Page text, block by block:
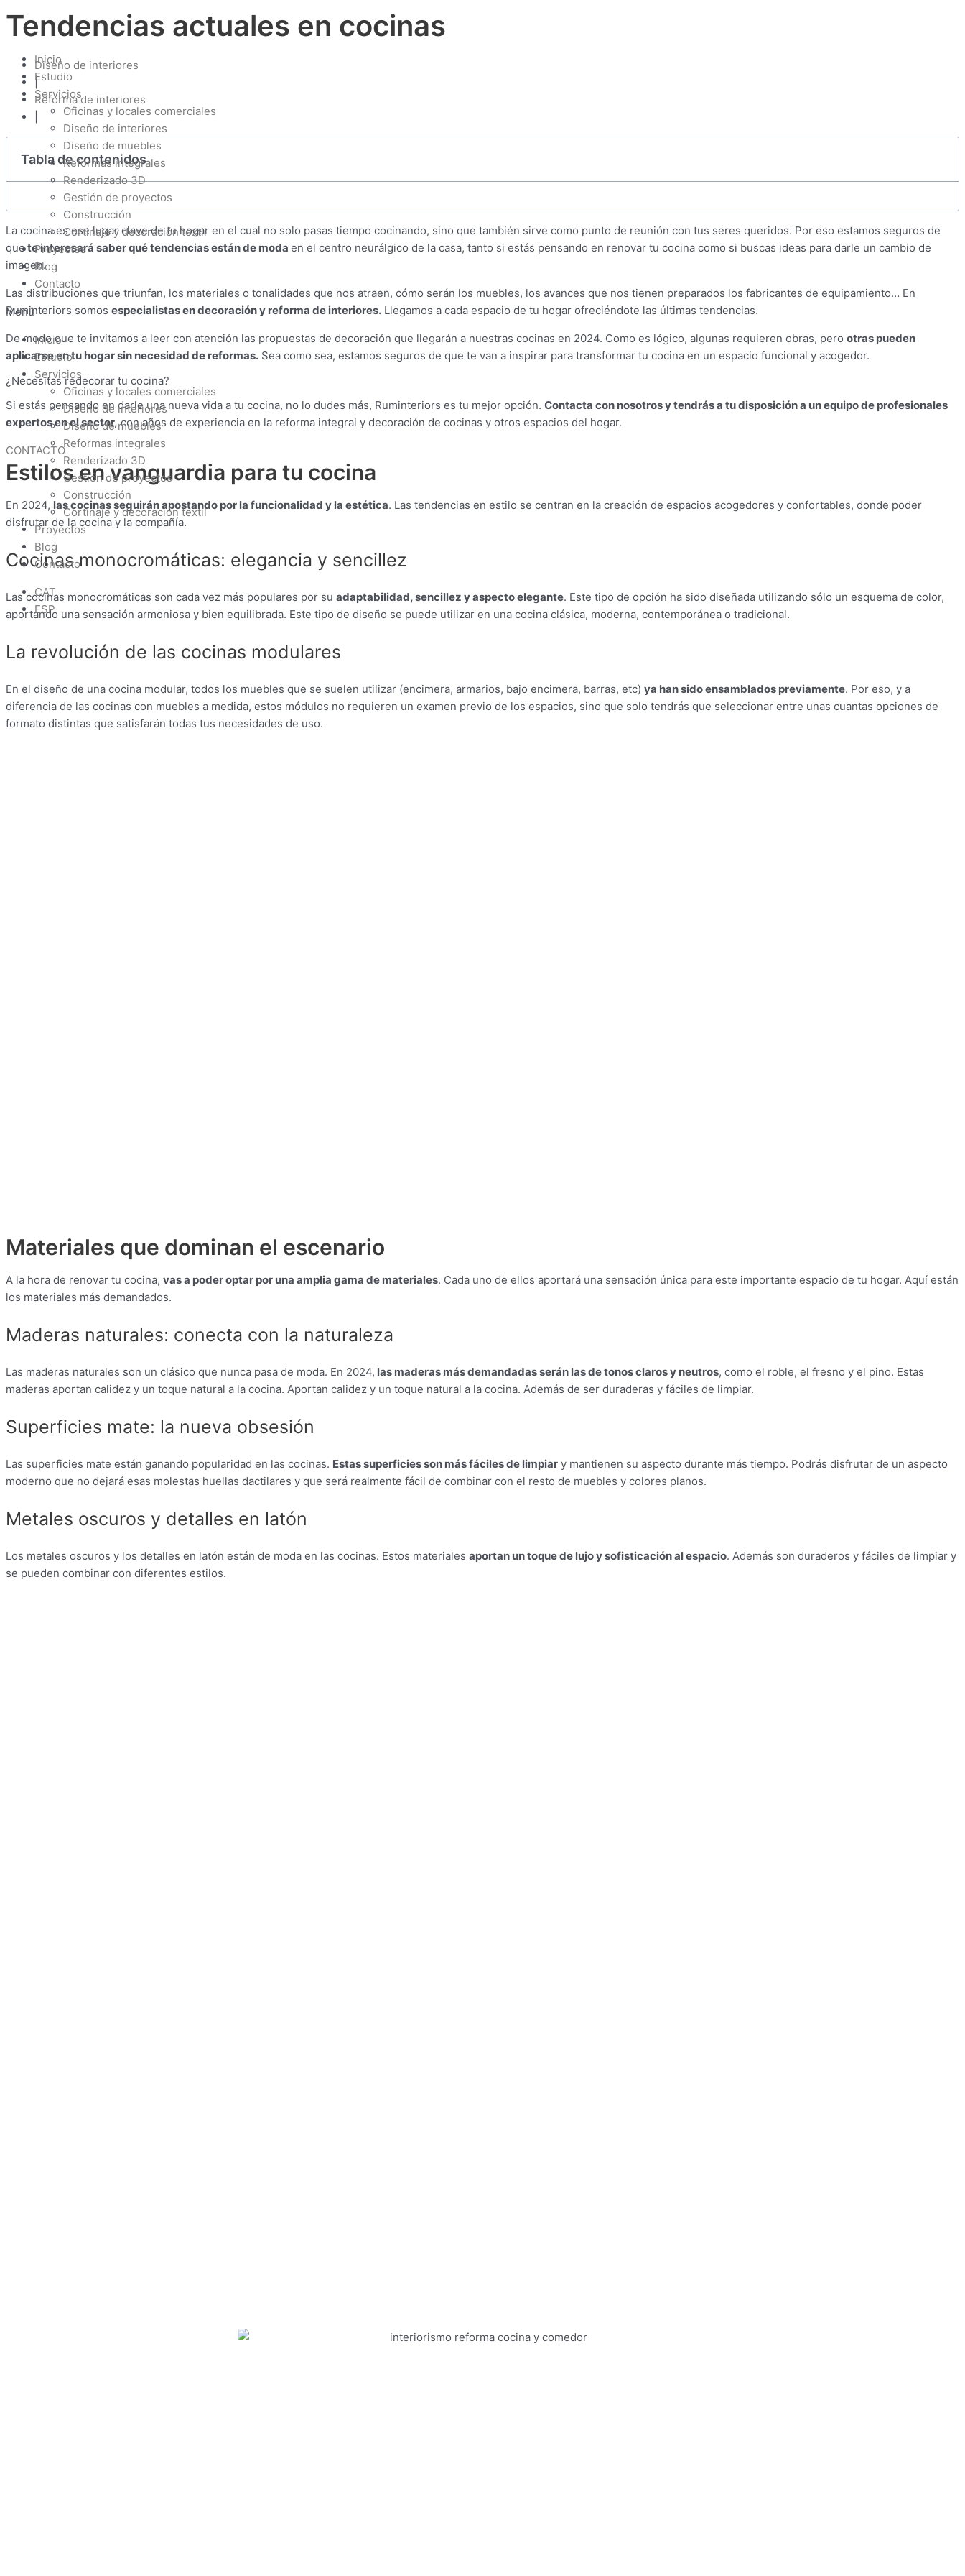
Inicio
Estudio
Servicios
Oficinas y locales comerciales
Diseño de interiores
Diseño de muebles
Reformas integrales
Renderizado 3D
Gestión de proyectos
Construcción
Cortinaje y decoración textil
Proyectos
Blog
Contacto
Menú
Inicio
Estudio
Servicios
Oficinas y locales comerciales
Diseño de interiores
Diseño de muebles
Reformas integrales
Renderizado 3D
Gestión de proyectos
Construcción
Cortinaje y decoración textil
Proyectos
Blog
Contacto
CAT
ESP
Tendencias actuales en cocinas
Diseño de interiores
|
Reforma de interiores
Tabla de contenidos
La cocina es ese lugar clave de tu hogar en el cual no solo pasas tiempo cocinando, sino que también sirve como punto de reunión con tus seres queridos. Por eso estamos seguros de
quete interesará saber qué tendencias están de moda en el centro neurálgico de la casa, tanto si estás pensando en renovar tu cocina como si buscas ideas para darle un cambio de
imagen.
Las distribuciones que triunfan, los materiales o tonalidades que nos atraen, cómo serán los muebles, los avances que nos tienen preparados los fabricantes de equipamiento… En
Ruminteriors somos especialistas en decoración y reforma de interiores. Llegamos a cada espacio de tu hogar ofreciéndote las últimas tendencias.
De modo que te invitamos a leer con atención las propuestas de decoración que llegarán a nuestras cocinas en 2024. Como es lógico, algunas requieren obras, pero otras pueden
aplicarse en tu hogar sin necesidad de reformas. Sea como sea, estamos seguros de que te van a inspirar para transformar tu cocina en un espacio funcional y acogedor.
¿Necesitas redecorar tu cocina?
Si estás pensando en darle una nueva vida a tu cocina, no lo dudes más, Ruminteriors es tu mejor opción. Contacta con nosotros y tendrás a tu disposición a un equipo de profesionales
expertos en el sector,con años de experiencia en la reforma integral y decoración de cocinas y otros espacios del hogar.
CONTACTO
Estilos en vanguardia para tu cocina
En 2024, las cocinas seguirán apostando por la funcionalidad y la estética. Las tendencias en estilo se centran en la creación de espacios acogedores y confortables, donde poder
disfrutar de la cocina y la compañía.
Cocinas monocromáticas: elegancia y sencillez
Las cocinas monocromáticas son cada vez más populares por su adaptabilidad, sencillez y aspecto elegante. Este tipo de opción ha sido diseñada utilizando sólo un esquema de color,
aportando una sensación armoniosa y bien equilibrada. Este tipo de diseño se puede utilizar en una cocina clásica, moderna, contemporánea o tradicional.
La revolución de las cocinas modulares
En el diseño de una cocina modular, todos los muebles que se suelen utilizar (encimera, armarios, bajo encimera, barras, etc) ya han sido ensamblados previamente. Por eso, y a
diferencia de las cocinas con muebles a medida, estos módulos no requieren un examen previo de los espacios, sino que solo tendrás que seleccionar entre unas cuantas opciones de
formato distintas que satisfarán todas tus necesidades de uso.
Materiales que dominan el escenario
A la hora de renovar tu cocina, vas a poder optar por una amplia gama de materiales. Cada uno de ellos aportará una sensación única para este importante espacio de tu hogar. Aquí están
los materiales más demandados.
Maderas naturales: conecta con la naturaleza
Las maderas naturales son un clásico que nunca pasa de moda. En 2024, las maderas más demandadas serán las de tonos claros y neutros, como el roble, el fresno y el pino. Estas
maderas aportan calidez y un toque natural a la cocina. Aportan calidez y un toque natural a la cocina. Además de ser duraderas y fáciles de limpiar.
Superficies mate: la nueva obsesión
Las superficies mate están ganando popularidad en las cocinas. Estas superficies son más fáciles de limpiar y mantienen su aspecto durante más tiempo. Podrás disfrutar de un aspecto
moderno que no dejará esas molestas huellas dactilares y que será realmente fácil de combinar con el resto de muebles y colores planos.
Metales oscuros y detalles en latón
Los metales oscuros y los detalles en latón están de moda en las cocinas. Estos materiales aportan un toque de lujo y sofisticación al espacio. Además son duraderos y fáciles de limpiar y
se pueden combinar con diferentes estilos.